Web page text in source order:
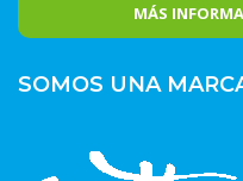
MÁS
SOMOS UNA